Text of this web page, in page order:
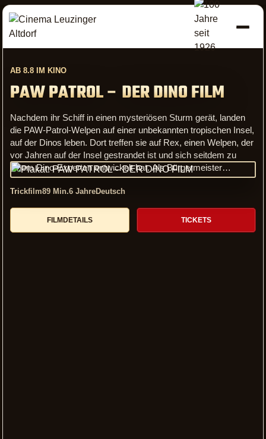
AB 8.8 IM KINO
PAW PATROL – DER DINO FILM
Nachdem ihr Schiff in einen mysteriösen Sturm gerät, landen
die PAW-Patrol-Welpen auf einer unbekannten tropischen Insel,
auf der Dinos leben. Dort treffen sie auf Rex, einen Welpen, der
vor Jahren auf der Insel gestrandet ist und sich seitdem zu
einem Dino-Experten entwickelt hat. Als Bürgermeister
Besserwisser, Erzrivale der PAW Patrol, rücksichtslos mit dem
Abbau der natürlichen Ressourcen der Insel beginnt, löst er
Die PAW-Patrol-Welpen werden in eine Reihe von spannenden,
riesigen Dinosaurier-Rettungsaktionen verwickelt, grösser als
Trickfilm89 Min.6 JahreDeutsch
FILMDETAILS TICKETS
Animation Komödie Abenteuer90 Min.
FILMDETAILS TICKETS
Action Abenteuer Fantasy Geschichte172 Min.14 JahreDeutsch